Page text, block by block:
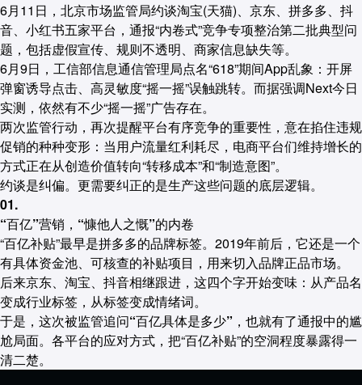
6月11日，北京市场监管局约谈淘宝(天猫)、京东、拼多多、抖
音、小红书五家平台，通报“内卷式”竞争专项整治第二批典型问
题，包括虚假宣传、规则不透明、商家信息缺失等。
6月9日，工信部信息通信管理局点名“618”期间App乱象：开屏
弹窗诱导点击、高灵敏度“摇一摇”误触跳转。而据强调Next今日
实测，依然有不少“摇一摇”广告存在。
两次监管行动，再次提醒平台有序竞争的重要性，意在掐住违规
促销的种种变形：当用户流量红利耗尽，电商平台们维持增长的
方式正在从创造价值转向“转移成本”和“制造意图”。
约谈是纠偏。更需要纠正的是生产这些问题的底层逻辑。
01.
“百亿”营销，“慷他人之慨”的内卷
“百亿补贴”最早是拼多多的品牌标签。2019年前后，它还是一个
有具体资金池、可核查的补贴项目，用来切入品牌正品市场。
后来京东、淘宝、抖音相继跟进，这四个字开始变味：从产品名
变成行业标签，从标签变成情绪词。
于是，这次被监管追问“百亿具体是多少”，也就有了通报中的尴
尬局面。 各平台的应对方式，把“百亿补贴”的空洞程度暴露得一
清二楚。